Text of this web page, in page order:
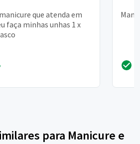
que atenda em
faça minhas unhas 1 x
para Manicure e